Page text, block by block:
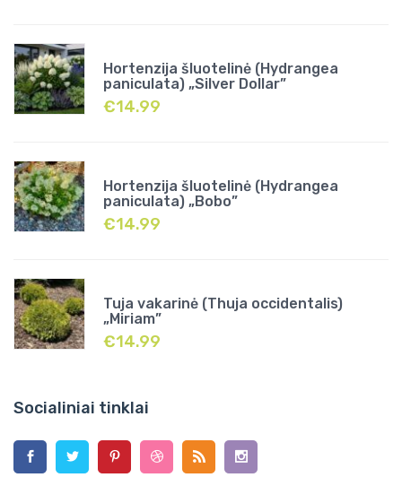
Hortenzija šluotelinė (Hydrangea
paniculata) „Silver Dollar”
€14.99
Hortenzija šluotelinė (Hydrangea
paniculata) „Bobo”
€14.99
Tuja vakarinė (Thuja occidentalis)
„Miriam”
€14.99
Socialiniai tinklai